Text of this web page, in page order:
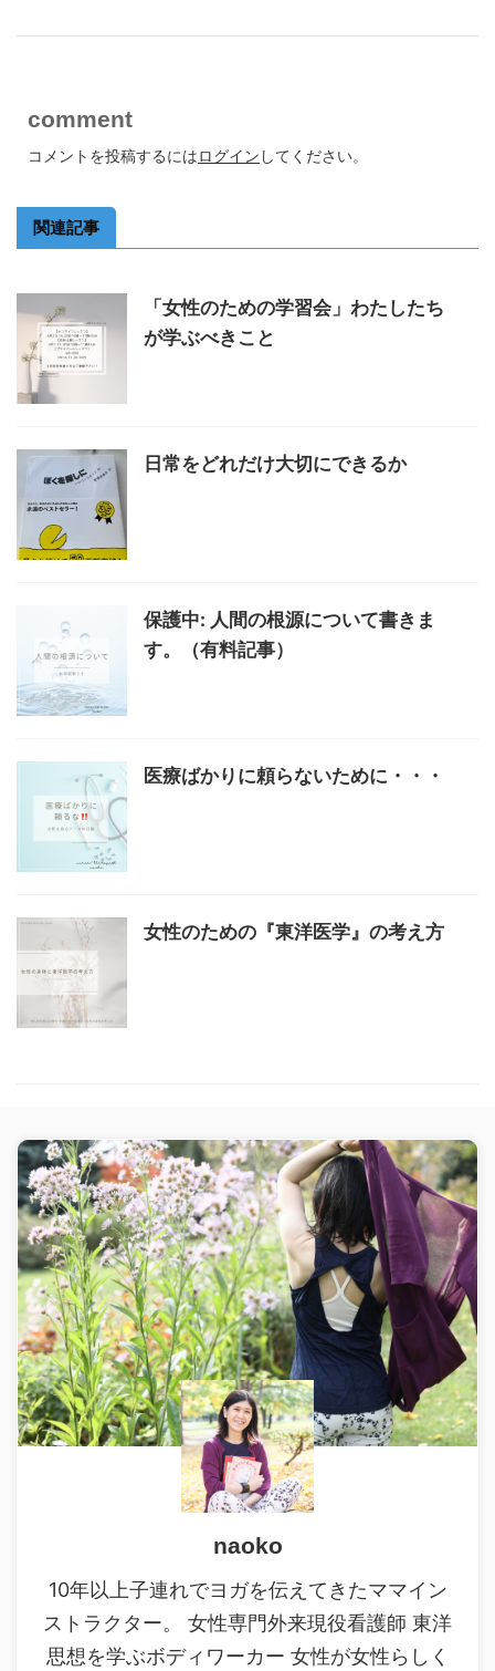
comment
コメントを投稿するにはログイン してください。
関連記事
「女性のための学習会」わたしたち
が学ぶべきこと
日常をどれだけ大切にできるか
保護中: 人間の根源について書きま
す。（有料記事）
医療ばかりに頼らないために・・・
女性のための『東洋医学』の考え方
naoko
10年以上子連れでヨガを伝えてきたママイン
ストラクター。 女性専門外来現役看護師 東洋
思想を学ぶボディワーカー 女性が女性らしく